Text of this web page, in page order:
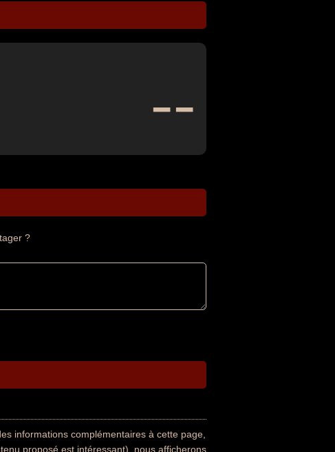
--
?
informations complémentaires à cette page,
proposé est intéressant), nous afficherons